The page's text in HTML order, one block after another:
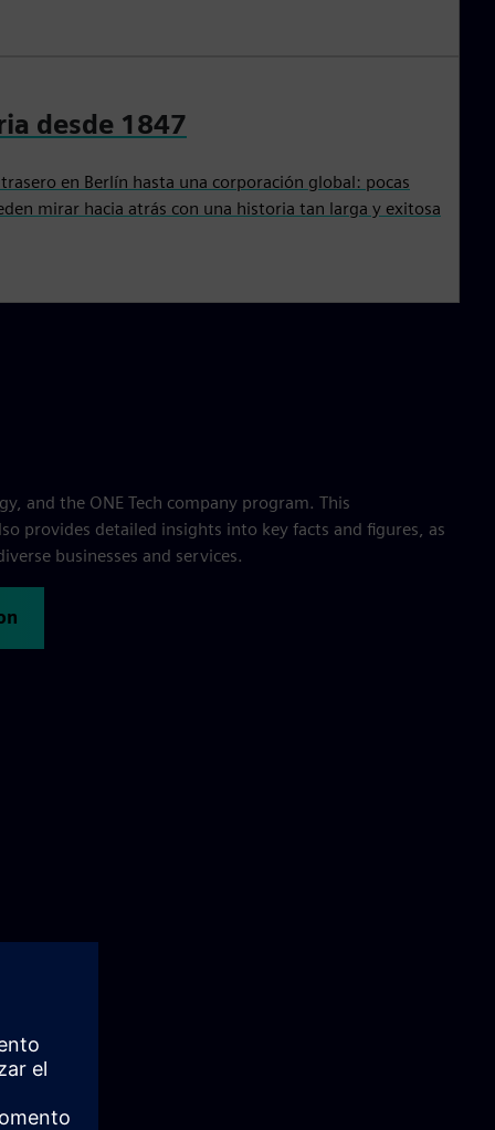
desde 1847
en Berlín hasta una corporación global: pocas
mirar hacia atrás con una historia tan larga y exitosa
and the ONE Tech company program. This
provides detailed insights into key facts and figures, as
businesses and services.